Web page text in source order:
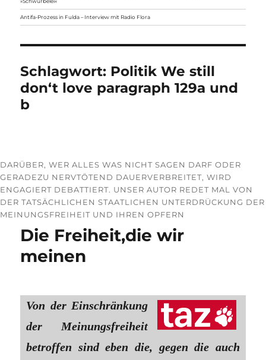
Antifa-Prozess in Fulda – Interview mit Radio Flora
Schlagwort: Politik We still
don‘t love paragraph 129a und
b
DARÜBER, WER ALLES WAS NICHT SAGEN DARF ODER
GERADEZU NERVTÖTEND DAUERVERBREITET, WIRD
ENGAGIERT DEBATTIERT. UNSER AUTOR REDET MAL VON
DER TATSÄCHLICHEN STAATLICHEN UNTERDRÜCKUNG DER
MEINUNGSFREIHEIT UND IHREN OPFERN
Die Freiheit,die wir
meinen
Von der Einschränkung
der Meinungsfreiheit
betroffen sind eben die, gegen die auch